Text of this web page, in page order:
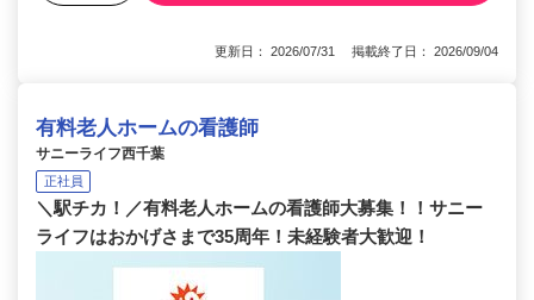
更新日： 2026/07/31 掲載終了日： 2026/09/04
有料老人ホームの看護師
サニーライフ西千葉
正社員
＼駅チカ！／有料老人ホームの看護師大募集！！サニー
ライフはおかげさまで35周年！未経験者大歓迎！